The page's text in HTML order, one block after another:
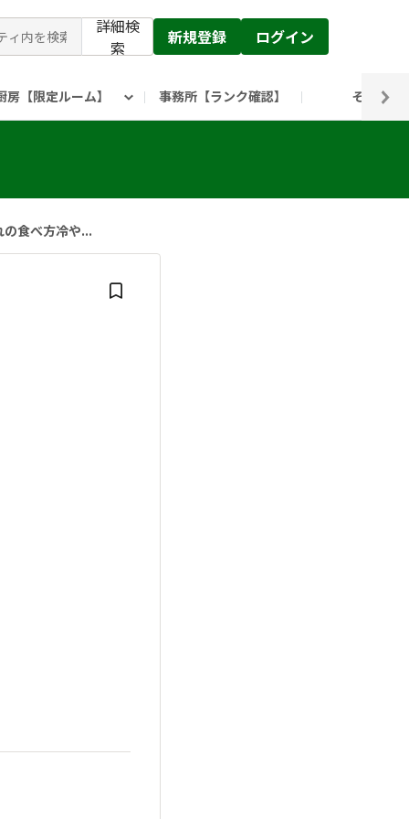
詳細検
索
新規登録 ログイン
房【限定ルーム】 事務所【ランク確認】 その他
クルスホールディングスHP
食べ方冷や...